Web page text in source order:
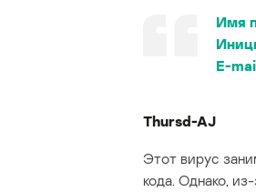
Имя
E-
Thursd-AJ
Этот вирус
кода. Однако,